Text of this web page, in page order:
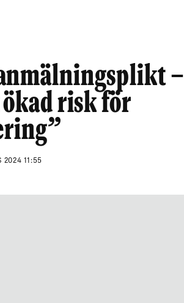
–
risk för
2024 11:55